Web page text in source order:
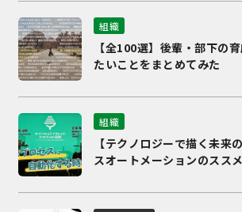
組織
【全100選】後輩・部下の
たいことをまとめてみた
組織
【テクノロジーで描く未来
スオートメーションのススメ